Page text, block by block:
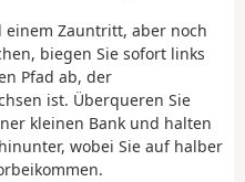
einem Zauntritt, aber noch
biegen Sie sofort links
Pfad ab, der
ist. Überqueren Sie
kleinen Bank und halten
wobei Sie auf halber